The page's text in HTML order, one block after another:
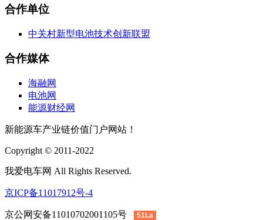
合作单位
中关村新型电池技术创新联盟
合作媒体
海融网
电池网
能源财经网
新能源车产业链价值门户网站！
Copyright © 2011-2022
我爱电车网 All Rights Reserved.
京ICP备11017912号-4
京公网安备11010702001105号 51La